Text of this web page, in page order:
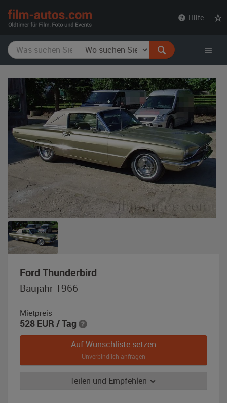
Hilfe
Ford Thunderbird
Baujahr 1966
Mietpreis
528 EUR / Tag
Auf Wunschliste setzen
Unverbindlich anfragen
Teilen und Empfehlen